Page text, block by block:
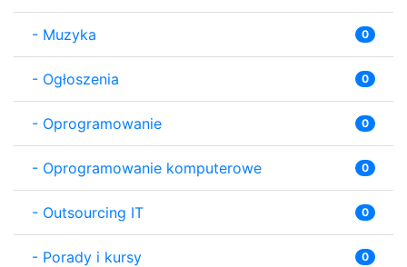
- Muzyka 0
- Ogłoszenia 0
- Oprogramowanie 0
- Oprogramowanie komputerowe 0
- Outsourcing IT 0
- Porady i kursy 0